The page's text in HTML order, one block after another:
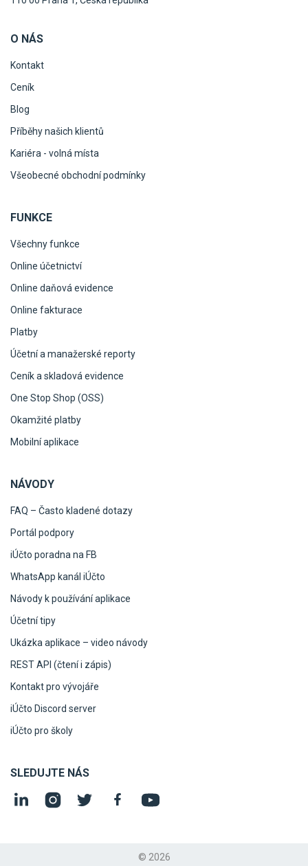
O NÁS
Kontakt
Ceník
Blog
Příběhy našich klientů
Kariéra - volná místa
Všeobecné obchodní podmínky
FUNKCE
Všechny funkce
Online účetnictví
Online daňová evidence
Online fakturace
Platby
Účetní a manažerské reporty
Ceník a skladová evidence
One Stop Shop (OSS)
Okamžité platby
Mobilní aplikace
NÁVODY
FAQ – Často kladené dotazy
Portál podpory
iÚčto poradna na FB
WhatsApp kanál iÚčto
Návody k používání aplikace
Účetní tipy
Ukázka aplikace – video návody
REST API (čtení i zápis)
Kontakt pro vývojáře
iÚčto Discord server
iÚčto pro školy
SLEDUJTE NÁS
© 2026